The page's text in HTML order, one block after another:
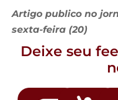
Artigo publico no
sexta-feira (20)
Deixe seu